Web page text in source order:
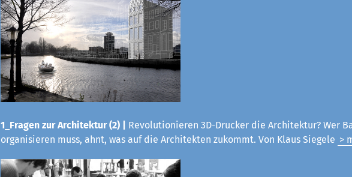
1_Fragen zur Architektur (2) |
Revolutionieren 3D-Drucker die Architektur? Wer
organisieren muss, ahnt, was auf die Architekten zukommt. Von Klaus Siegele >